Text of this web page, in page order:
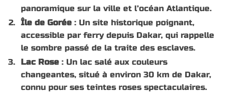
panoramique sur la ville et l’océan Atlantique.
Île de Gorée : Un site historique poignant,
accessible par ferry depuis Dakar, qui rappelle
le sombre passé de la traite des esclaves.
Lac Rose : Un lac salé aux couleurs
changeantes, situé à environ 30 km de Dakar,
connu pour ses teintes roses spectaculaires.